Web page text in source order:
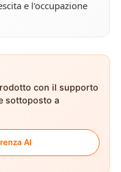
e l'occupazione
con il supporto
sottoposto a
AI